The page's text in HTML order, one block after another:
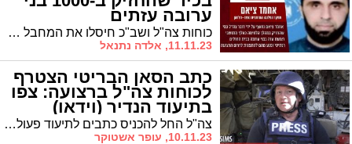
ערובה עזתים
כוחות צה"ל ושב"כ חיסלו את המחבל אחמד סיאם שהחזיק כאלף מתושבי רצועת עזה כבני ערובה בבית החולים רנתיסי בעזה במהלך הלחימה.
11.11.23, אלדה נתנאל
כתב הסאן הבריטי הצטרף
לכוחות צה"ל ברצועה: צפו
בתיעוד הנדיר (וידאו)
צה"ל החל להכניס כתבים לתיעוד פעולות צה"ל באזורים ברצועת עזה שכבר נוקו ממחבלים. כתב הסאן הבריטי הצטרף לכוח צה"ל, שחשף משגר רקטות בחוף הים של עזה ואמצעי לחימה ומעבדה להכנת מטענים בדירה בבניין מגורים. צפו בתיעוד שמופץ כבר בכל העולם
10.11.23, עופר אשטוקר